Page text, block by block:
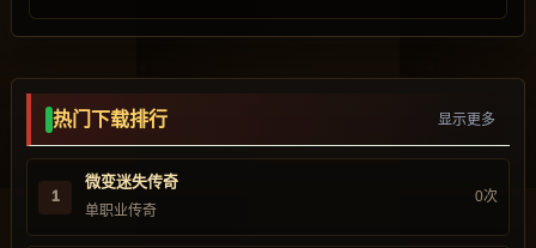
热门下载排行 显示更多
1
微变迷失传奇
单职业传奇
0次